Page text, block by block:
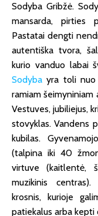
Sodyba Gribžė.
mansarda, pirties
Pastatai dengti
autentiška tvora,
kurio vanduo labai
Sodyba yra toli nuo
ramiam šeimyniniam
Vestuves, jubiliejus,
stovyklas. Vandens
kubilas.
(talpina iki 40
virtuve (kaitlentė,
muzikinis
krosnis, kurioje
patiekalus arba